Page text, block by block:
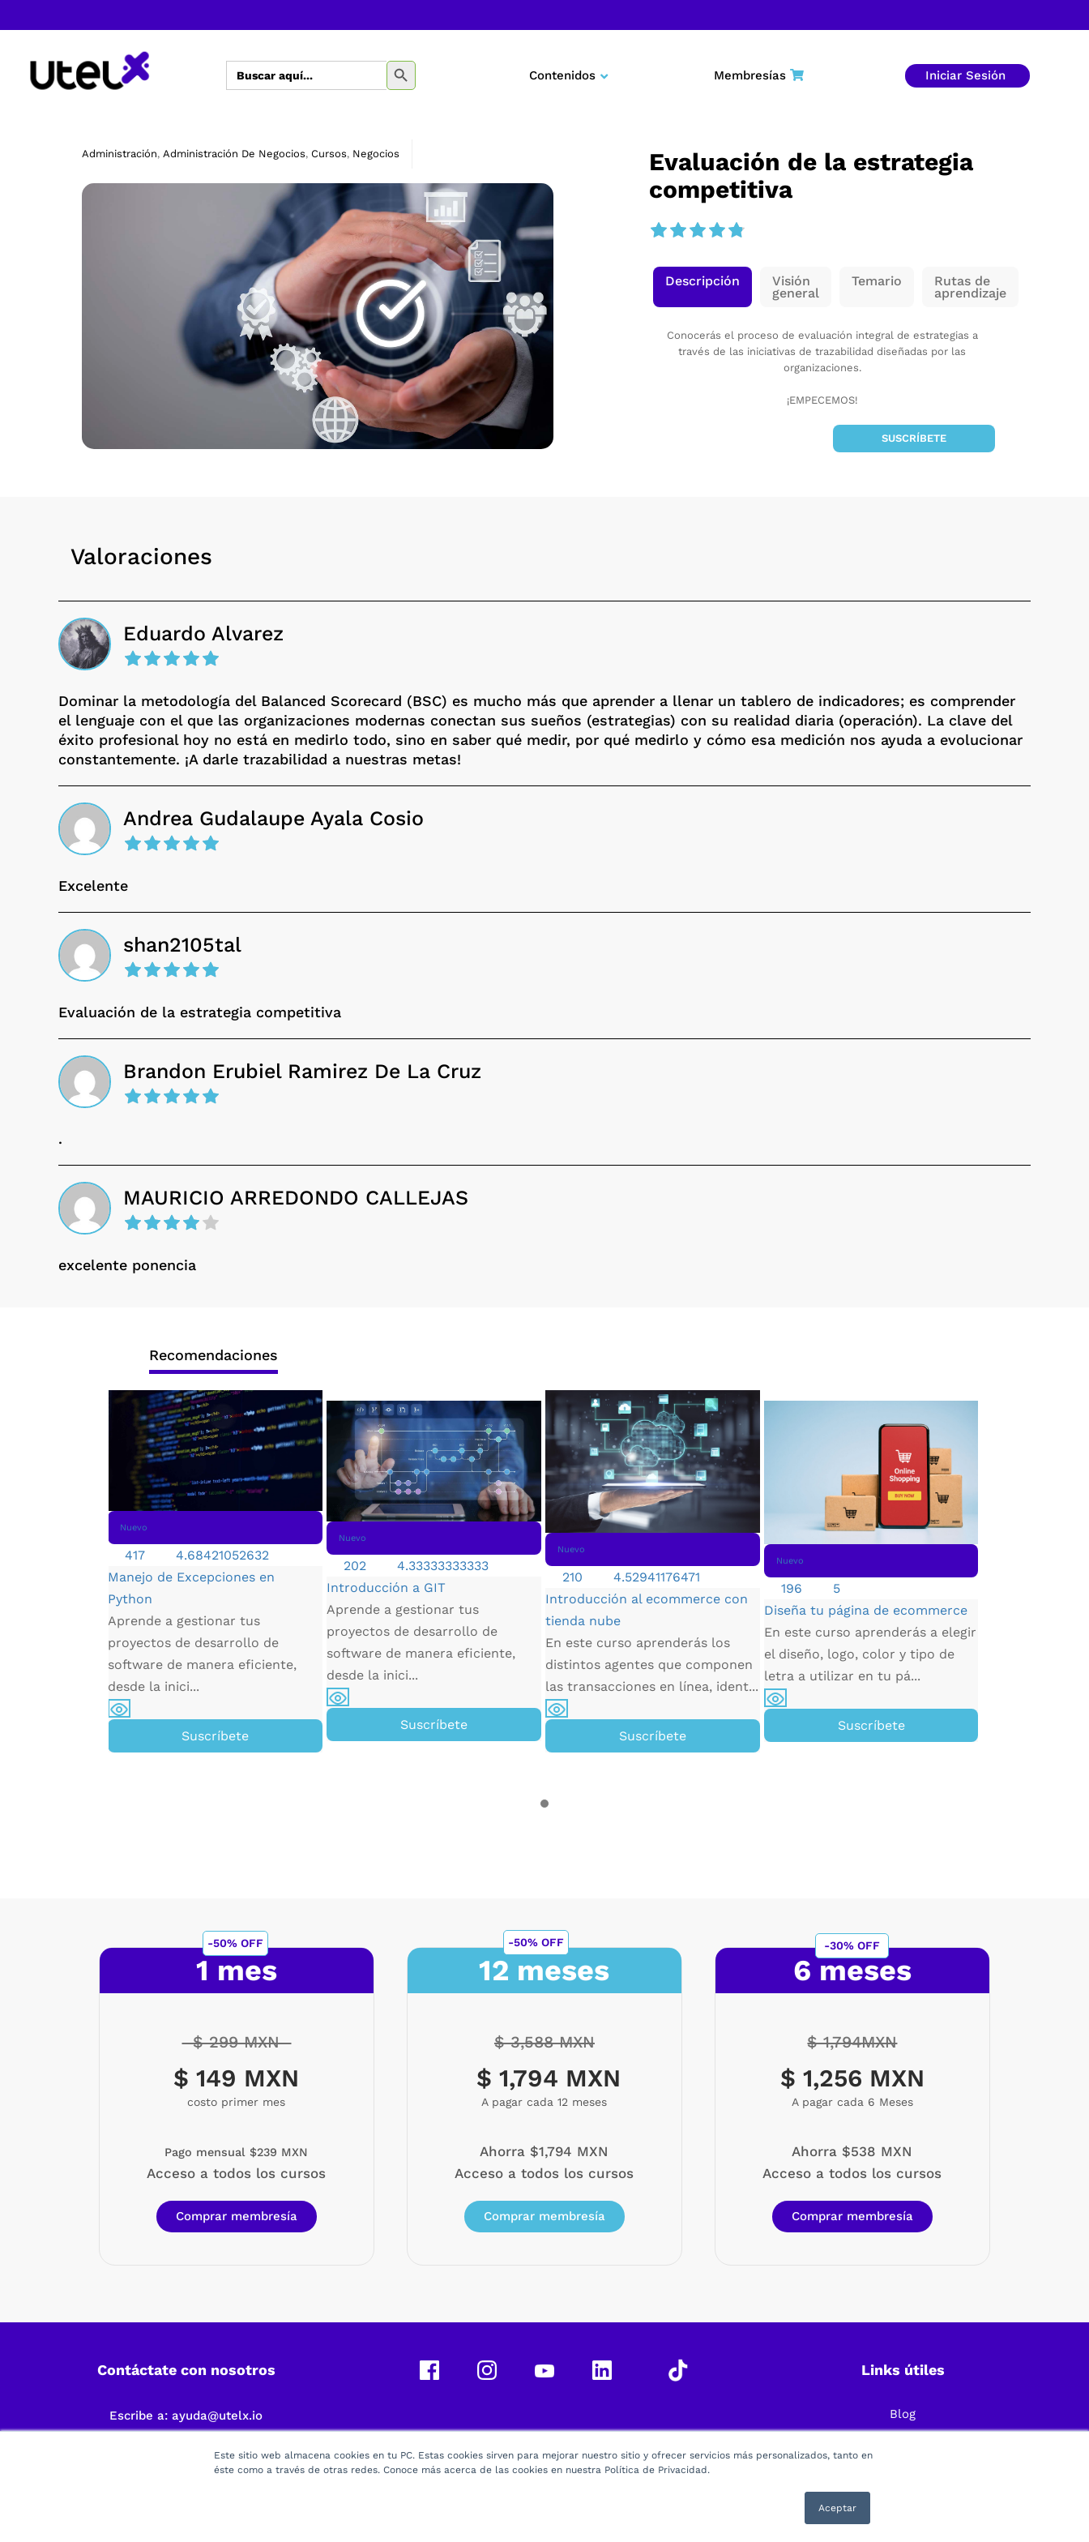
Este sitio web almacena cookies en tu PC. Estas cookies sirven para mejorar nuestro sitio y ofrecer servicios más personalizados, tanto en
éste como a través de otras redes. Conoce más acerca de las cookies en nuestra Política de Privacidad.
Aceptar
Buscar: BOTÓN DE BÚSQUEDA
Contenidos
Marketing
Desarrollo personal
Tecnología
Educación
Membresías Iniciar Sesión
Administración, Administración De Negocios, Cursos, Negocios
Evaluación de la estrategia
competitiva
Descripción Visión
general
Temario Rutas de
aprendizaje
Conocerás el proceso de evaluación integral de estrategias a
través de las iniciativas de trazabilidad diseñadas por las
organizaciones.
¡EMPECEMOS!
SUSCRÍBETE
Valoraciones
Eduardo Alvarez
Dominar la metodología del Balanced Scorecard (BSC) es mucho más que aprender a llenar un tablero de indicadores; es comprender
el lenguaje con el que las organizaciones modernas conectan sus sueños (estrategias) con su realidad diaria (operación). La clave del
éxito profesional hoy no está en medirlo todo, sino en saber qué medir, por qué medirlo y cómo esa medición nos ayuda a evolucionar
constantemente. ¡A darle trazabilidad a nuestras metas!
Andrea Gudalaupe Ayala Cosio
Excelente
shan2105tal
Evaluación de la estrategia competitiva
Brandon Erubiel Ramirez De La Cruz
.
MAURICIO ARREDONDO CALLEJAS
excelente ponencia
Recomendaciones
Nuevo
417
4.68421052632
Manejo de Excepciones en
Python
Aprende a gestionar tus
proyectos de desarrollo de
software de manera eficiente,
desde la inici...
Suscríbete
Nuevo
202
4.33333333333
Introducción a GIT
Aprende a gestionar tus
proyectos de desarrollo de
software de manera eficiente,
desde la inici...
Suscríbete
Nuevo
210
4.52941176471
Introducción al ecommerce con
tienda nube
En este curso aprenderás los
distintos agentes que componen
las transacciones en línea, ident...
Suscríbete
Nuevo
196
5
Diseña tu página de ecommerce
En este curso aprenderás a elegir
el diseño, logo, color y tipo de
letra a utilizar en tu pá...
Suscríbete
1 mes
$ 299 MXN
$ 149 MXN
costo primer mes
Pago mensual $239 MXN
Acceso a todos los cursos
Comprar membresía
-50% OFF -30% OFF
-50% OFF
12 meses
$ 3,588 MXN
$ 1,794 MXN
A pagar cada 12 meses
Ahorra $1,794 MXN
Acceso a todos los cursos
Comprar membresía
6 meses
$ 1,794MXN
$ 1,256 MXN
A pagar cada 6 Meses
Ahorra $538 MXN
Acceso a todos los cursos
Comprar membresía
Contáctate con nosotros
Escribe a:ayuda@utelx.io
Links útiles
Blog
Preguntas Frecuentes
Política de Privacidad